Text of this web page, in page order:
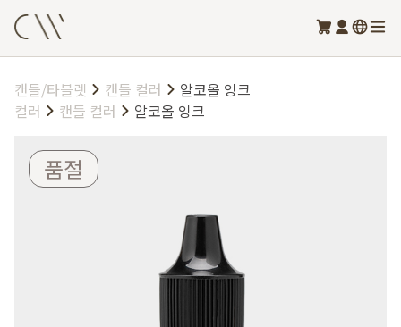
캔들/타블렛 캔들 컬러
알코올 잉크
컬러
캔들 컬러 알코올 잉크
품절